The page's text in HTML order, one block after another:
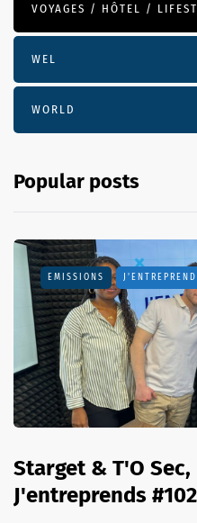
VOYAGES / HÔTEL /
WEL
WORLD
Popular posts
EMISSIONS
Starget & T'O
J'entreprends #102